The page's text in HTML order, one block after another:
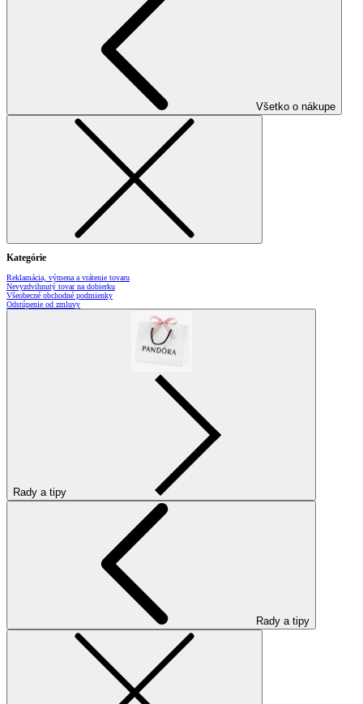
Všetko o nákupe
Kategórie
Reklamácia, výmena a vrátenie tovaru
Nevyzdvihnutý tovar na dobierku
Všeobecné obchodné podmienky
Odstúpenie od zmluvy
Rady a tipy
Rady a tipy